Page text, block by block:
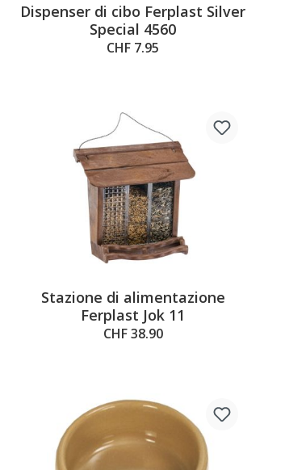
Dispenser di cibo Ferplast Silver
Special 4560
CHF 7.95
Stazione di alimentazione
Ferplast Jok 11
CHF 38.90